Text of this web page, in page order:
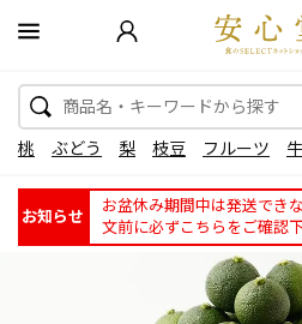
桃 ぶどう 梨 枝豆 フルーツ
お知らせ
お盆休み期間中は発送でき
文前に必ずこちらをご確認下